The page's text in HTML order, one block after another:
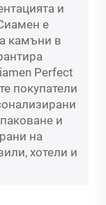
и
е
камъни в
Perfect
покупатели
и
на
хотели и